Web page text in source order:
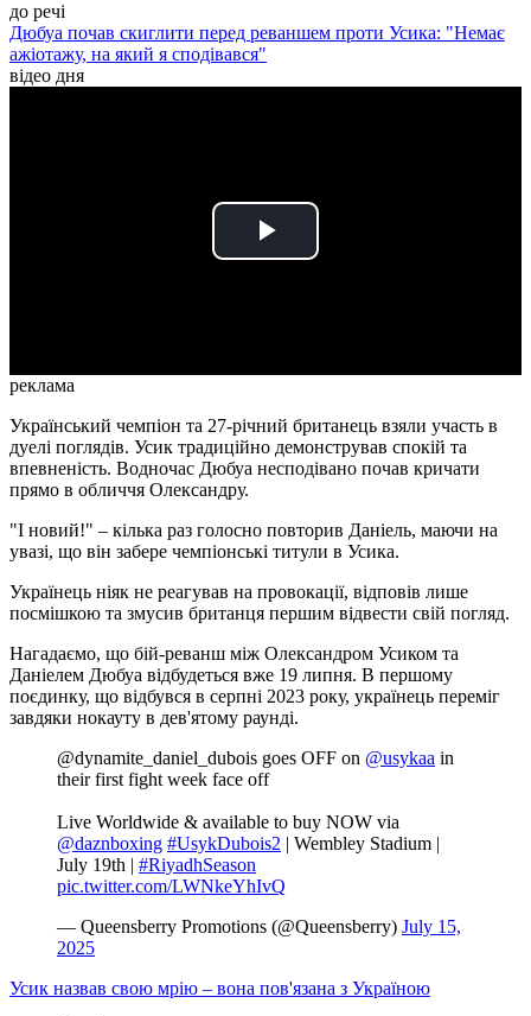
до речі
Дюбуа почав скиглити перед реваншем проти Усика: "Немає
ажіотажу, на який я сподівався"
відео дня
Play
реклама
Український чемпіон та 27-річний британець взяли участь в
дуелі поглядів. Усик традиційно демонстрував спокій та
впевненість. Водночас Дюбуа несподівано почав кричати
прямо в обличчя Олександру.
"І новий!" – кілька раз голосно повторив Даніель, маючи на
увазі, що він забере чемпіонські титули в Усика.
Українець ніяк не реагував на провокації, відповів лише
посмішкою та змусив британця першим відвести свій погляд.
Нагадаємо, що бій-реванш між Олександром Усиком та
Даніелем Дюбуа відбудеться вже 19 липня. В першому
поєдинку, що відбувся в серпні 2023 року, українець переміг
завдяки нокауту в дев'ятому раунді.
@dynamite_daniel_dubois goes OFF on @usykaa in
their first fight week face off
Live Worldwide & available to buy NOW via
@daznboxing #UsykDubois2 | Wembley Stadium |
July 19th | #RiyadhSeason
pic.twitter.com/LWNkeYhIvQ
— Queensberry Promotions (@Queensberry) July 15,
2025
Усик назвав свою мрію – вона пов'язана з Україною